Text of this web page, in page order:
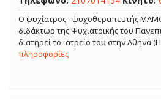
Ο ψυχίατρος - ψυχοθεραπευτής
διδάκτωρ της Ψυχιατρικής του
διατηρεί το ιατρείο του στην Αθήνα
πληροφορίες